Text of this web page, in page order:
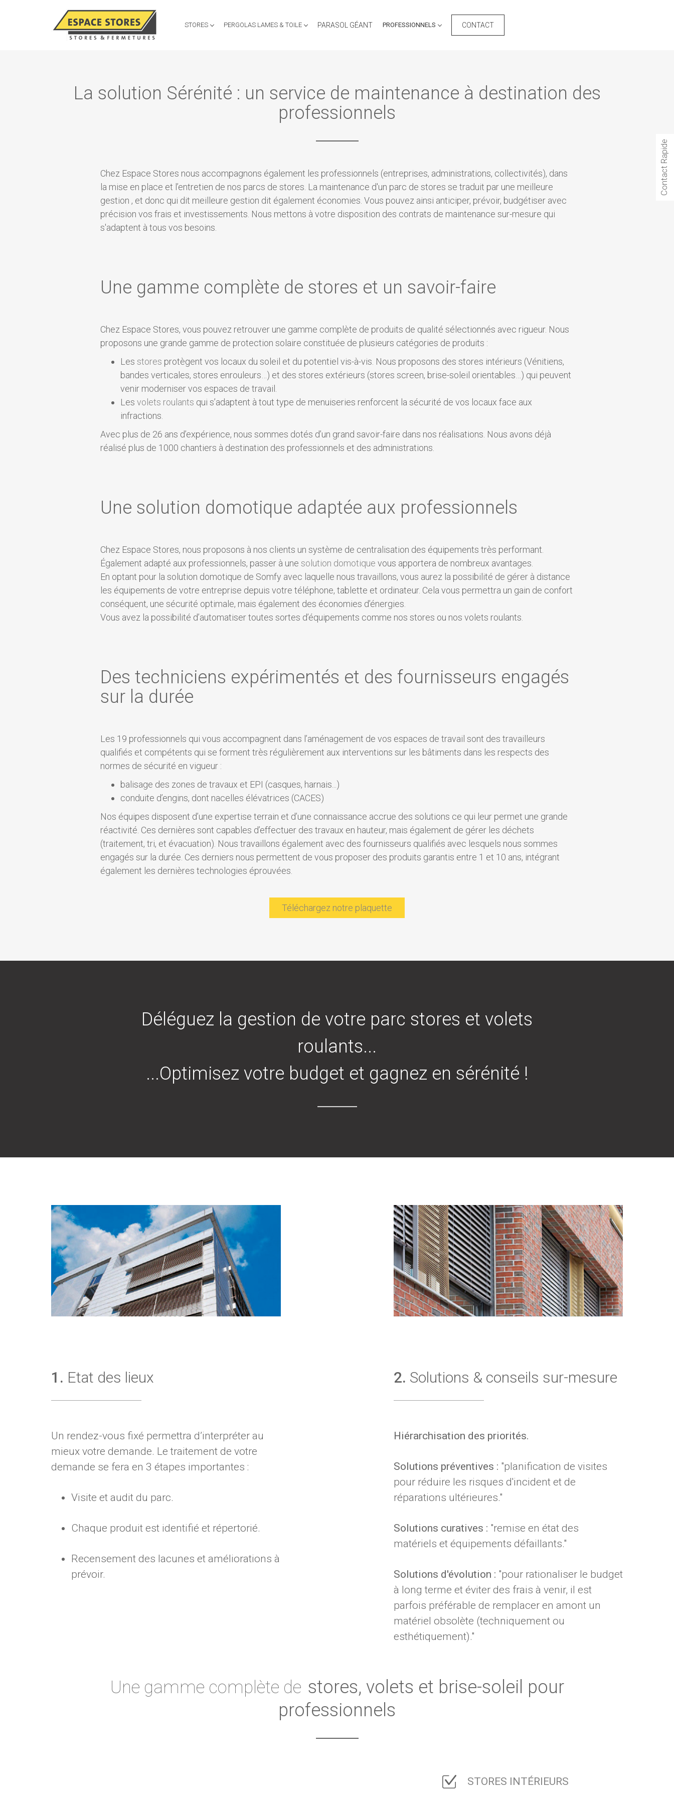
Contact Rapide
STORES PERGOLAS LAMES & TOILE PARASOL GÉANT PROFESSIONNELS CONTACT
La solution Sérénité : un service de maintenance à destination des
professionnels
Chez Espace Stores nous accompagnons également les professionnels (entreprises, administrations, collectivités), dans
la mise en place et l’entretien de nos parcs de stores. La maintenance d'un parc de stores se traduit par une meilleure
gestion , et donc qui dit meilleure gestion dit également économies. Vous pouvez ainsi anticiper, prévoir, budgétiser avec
précision vos frais et investissements. Nous mettons à votre disposition des contrats de maintenance sur-mesure qui
s'adaptent à tous vos besoins.
Une gamme complète de stores et un savoir-faire
Chez Espace Stores, vous pouvez retrouver une gamme complète de produits de qualité sélectionnés avec rigueur. Nous
proposons une grande gamme de protection solaire constituée de plusieurs catégories de produits :
Les stores protègent vos locaux du soleil et du potentiel vis-à-vis. Nous proposons des stores intérieurs (Vénitiens,
bandes verticales, stores enrouleurs…) et des stores extérieurs (stores screen, brise-soleil orientables…) qui peuvent
venir moderniser vos espaces de travail.
Les volets roulants qui s’adaptent à tout type de menuiseries renforcent la sécurité de vos locaux face aux
infractions.
Avec plus de 26 ans d’expérience, nous sommes dotés d’un grand savoir-faire dans nos réalisations. Nous avons déjà
réalisé plus de 1000 chantiers à destination des professionnels et des administrations.
Une solution domotique adaptée aux professionnels
Chez Espace Stores, nous proposons à nos clients un système de centralisation des équipements très performant.
Également adapté aux professionnels, passer à une solution domotique vous apportera de nombreux avantages.
En optant pour la solution domotique de Somfy avec laquelle nous travaillons, vous aurez la possibilité de gérer à distance
les équipements de votre entreprise depuis votre téléphone, tablette et ordinateur. Cela vous permettra un gain de confort
conséquent, une sécurité optimale, mais également des économies d’énergies.
Vous avez la possibilité d’automatiser toutes sortes d’équipements comme nos stores ou nos volets roulants.
Des techniciens expérimentés et des fournisseurs engagés
sur la durée
Les 19 professionnels qui vous accompagnent dans l’aménagement de vos espaces de travail sont des travailleurs
qualifiés et compétents qui se forment très régulièrement aux interventions sur les bâtiments dans les respects des
normes de sécurité en vigueur :
balisage des zones de travaux et EPI (casques, harnais...)
conduite d’engins, dont nacelles élévatrices (CACES)
Nos équipes disposent d’une expertise terrain et d’une connaissance accrue des solutions ce qui leur permet une grande
réactivité. Ces dernières sont capables d’effectuer des travaux en hauteur, mais également de gérer les déchets
(traitement, tri, et évacuation). Nous travaillons également avec des fournisseurs qualifiés avec lesquels nous sommes
engagés sur la durée. Ces derniers nous permettent de vous proposer des produits garantis entre 1 et 10 ans, intégrant
également les dernières technologies éprouvées.
Téléchargez notre plaquette
Déléguez la gestion de votre parc stores et volets
roulants...
...Optimisez votre budget et gagnez en sérénité !
1. Etat des lieux
Un rendez-vous fixé permettra d’interpréter au
mieux votre demande. Le traitement de votre
demande se fera en 3 étapes importantes :
Visite et audit du parc.
Chaque produit est identifié et répertorié.
Recensement des lacunes et améliorations à
prévoir.
2. Solutions & conseils sur-mesure
Hiérarchisation des priorités.
Solutions préventives : "planification de visites
pour réduire les risques d'incident et de
réparations ultérieures."
Solutions curatives : "remise en état des
matériels et équipements défaillants."
Solutions d'évolution : "pour rationaliser le budget
à long terme et éviter des frais à venir, il est
parfois préférable de remplacer en amont un
matériel obsolète (techniquement ou
esthétiquement)."
Une gamme complète de stores, volets et brise-soleil pour
professionnels
STORES INTÉRIEURS